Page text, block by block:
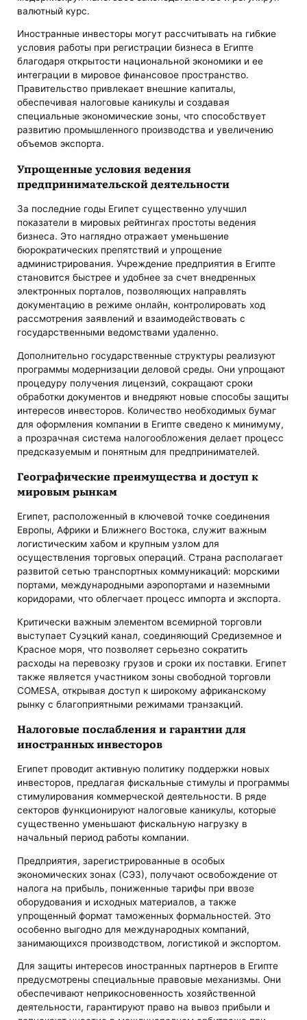
валютный курс.
Иностранные инвесторы могут рассчитывать на гибкие
условия работы при регистрации бизнеса в Египте
благодаря открытости национальной экономики и ее
интеграции в мировое финансовое пространство.
Правительство привлекает внешние капиталы,
обеспечивая налоговые каникулы и создавая
специальные экономические зоны, что способствует
развитию промышленного производства и увеличению
объемов экспорта.
Упрощенные условия ведения
предпринимательской деятельности
За последние годы Египет существенно улучшил
показатели в мировых рейтингах простоты ведения
бизнеса. Это наглядно отражает уменьшение
бюрократических препятствий и упрощение
администрирования. Учреждение предприятия в Египте
становится быстрее и удобнее за счет внедренных
электронных порталов, позволяющих направлять
документацию в режиме онлайн, контролировать ход
рассмотрения заявлений и взаимодействовать с
государственными ведомствами удаленно.
Дополнительно государственные структуры реализуют
программы модернизации деловой среды. Они упрощают
процедуру получения лицензий, сокращают сроки
обработки документов и внедряют новые способы защиты
интересов инвесторов. Количество необходимых бумаг
для оформления компании в Египте сведено к минимуму,
а прозрачная система налогообложения делает процесс
предсказуемым и понятным для предпринимателей.
Географические преимущества и доступ к
мировым рынкам
Египет, расположенный в ключевой точке соединения
Европы, Африки и Ближнего Востока, служит важным
логистическим хабом и крупным узлом для
осуществления торговых операций. Страна располагает
развитой сетью транспортных коммуникаций: морскими
портами, международными аэропортами и наземными
коридорами, что облегчает процесс импорта и экспорта.
Критически важным элементом всемирной торговли
выступает Суэцкий канал, соединяющий Средиземное и
Красное моря, что позволяет серьезно сократить
расходы на перевозку грузов и сроки их поставки. Египет
также является участником зоны свободной торговли
COMESA, открывая доступ к широкому африканскому
рынку с благоприятными режимами транзакций.
Налоговые послабления и гарантии для
иностранных инвесторов
Египет проводит активную политику поддержки новых
инвесторов, предлагая фискальные стимулы и программы
стимулирования коммерческой деятельности. В ряде
секторов функционируют налоговые каникулы, которые
существенно уменьшают фискальную нагрузку в
начальный период работы компании.
Предприятия, зарегистрированные в особых
экономических зонах (СЭЗ), получают освобождение от
налога на прибыль, пониженные тарифы при ввозе
оборудования и исходных материалов, а также
упрощенный формат таможенных формальностей. Это
особенно выгодно для международных компаний,
занимающихся производством, логистикой и экспортом.
Для защиты интересов иностранных партнеров в Египте
предусмотрены специальные правовые механизмы. Они
обеспечивают неприкосновенность хозяйственной
деятельности, гарантируют право на вывоз прибыли и